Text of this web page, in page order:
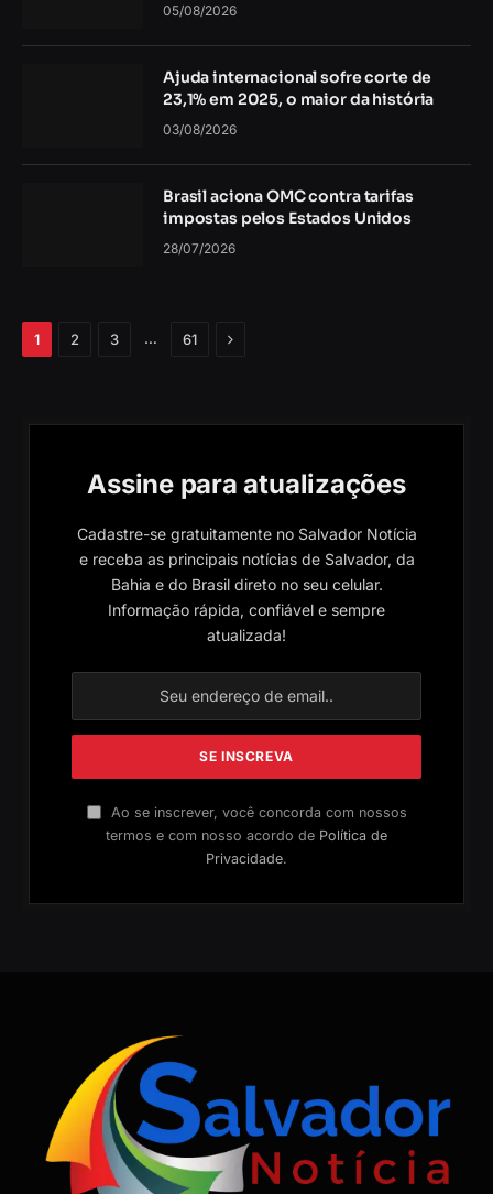
05/08/2026
Ajuda internacional sofre corte de
23,1% em 2025, o maior da história
03/08/2026
Brasil aciona OMC contra tarifas
impostas pelos Estados Unidos
28/07/2026
1 2 3 … 61 Próximo
Assine para atualizações
Cadastre-se gratuitamente no Salvador Notícia
e receba as principais notícias de Salvador, da
Bahia e do Brasil direto no seu celular.
Informação rápida, confiável e sempre
atualizada!
Ao se inscrever, você concorda com nossos
termos e com nosso acordo de Política de
Privacidade.